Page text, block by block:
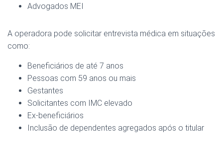
Advogados MEI
A operadora pode solicitar entrevista médica em situações
como:
Beneficiários de até 7 anos
Pessoas com 59 anos ou mais
Gestantes
Solicitantes com IMC elevado
Ex-beneficiários
Inclusão de dependentes agregados após o titular